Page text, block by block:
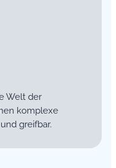
Welt der
komplexe
greifbar.